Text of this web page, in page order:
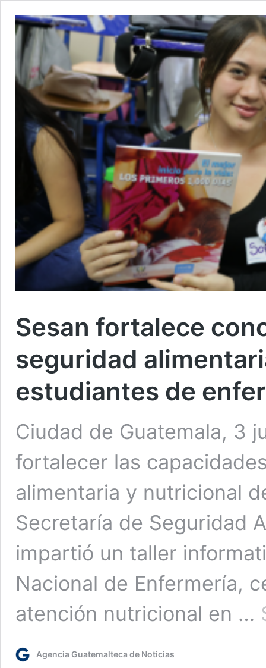
Sesan fortalece
seguridad
estudiantes de
Ciudad de Guatemala, 3
fortalecer las
alimentaria y nutricional
Secretaría de Seguridad
impartió un taller
Nacional de Enfermería,
atención nutricional en …
Agencia Guatemalteca de Noticias